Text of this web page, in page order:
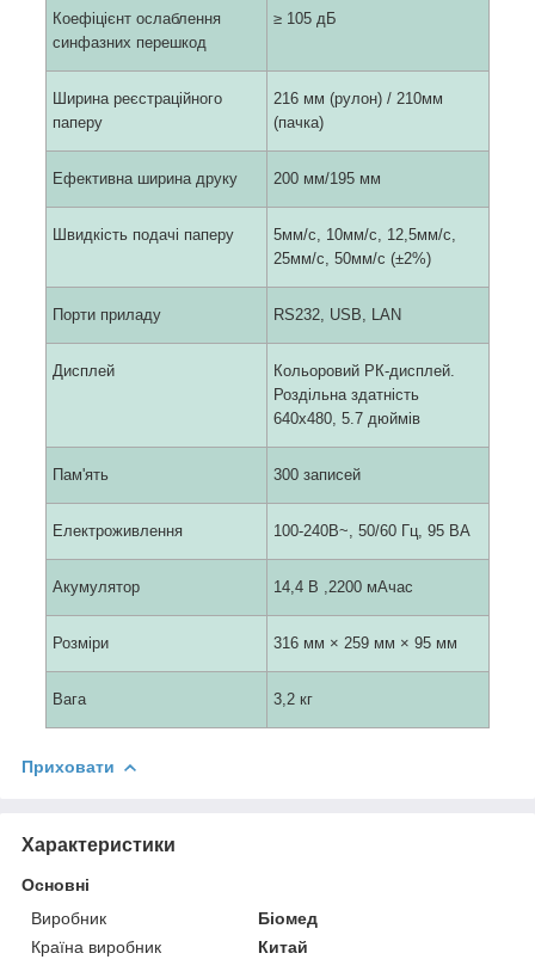
Коефіцієнт ослаблення
синфазних перешкод
≥ 105 дБ
Ширина реєстраційного
паперу
216 мм (рулон) / 210мм
(пачка)
Ефективна ширина друку 200 мм/195 мм
Швидкість подачі паперу
5мм/с, 10мм/с, 12,5мм/с,
25мм/с, 50мм/с (±2%)
Порти приладу RS232, USB, LAN
Дисплей
Кольоровий РК-дисплей.
Роздільна здатність
640х480, 5.7 дюймів
Пам'ять 300 записей
Електроживлення 100-240В~, 50/60 Гц, 95 ВА
Акумулятор 14,4 В ,2200 мАчас
Розміри 316 мм × 259 мм × 95 мм
Вага 3,2 кг
Приховати
Характеристики
Основні
Виробник
Біомед
Країна виробник
Китай